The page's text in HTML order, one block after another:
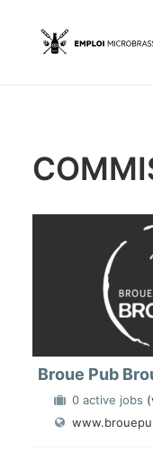
Broue Pub
0 active jobs